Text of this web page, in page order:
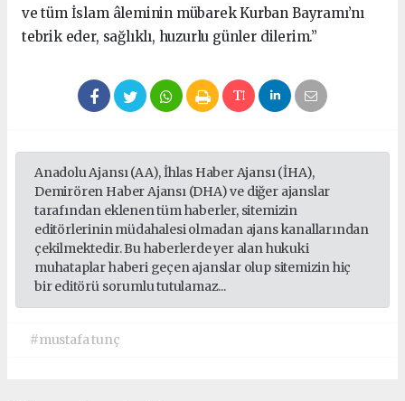
ve tüm İslam âleminin mübarek Kurban Bayramı’nı
tebrik eder, sağlıklı, huzurlu günler dilerim.”
Anadolu Ajansı (AA), İhlas Haber Ajansı (İHA),
Demirören Haber Ajansı (DHA) ve diğer ajanslar
tarafından eklenen tüm haberler, sitemizin
editörlerinin müdahalesi olmadan ajans kanallarından
çekilmektedir. Bu haberlerde yer alan hukuki
muhataplar haberi geçen ajanslar olup sitemizin hiç
bir editörü sorumlu tutulamaz...
#mustafa tunç